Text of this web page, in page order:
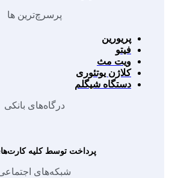
پرسرچ‌ترین ها
پریورین
فیتو
ویت مث
کلاژن یوتئوری
دستگاه شیگلم
درگاه‌های بانکی
پرداخت توسط کلیه
شبکه‌های